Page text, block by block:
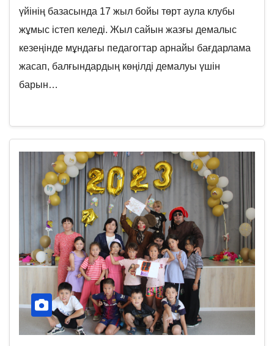
үйінің базасында 17 жыл бойы төрт аула клубы
жұмыс істеп келеді. Жыл сайын жазғы демалыс
кезеңінде мұндағы педагогтар арнайы бағдарлама
жасап, балғындардың көңілді демалуы үшін
барын…